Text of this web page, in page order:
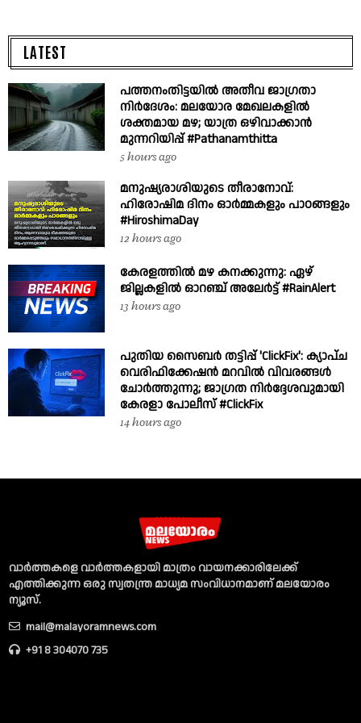
LATEST
പത്തനംതിട്ടയിൽ അതീവ ജാഗ്രതാ
നിർദേശം: മലയോര മേഖലകളിൽ
ശക്തമായ മഴ; യാത്ര ഒഴിവാക്കാൻ
മുന്നറിയിപ്പ് #Pathanamthitta
5 hours ago
മനുഷ്യരാശിയുടെ തീരാനോവ്:
ഹിരോഷിമ ദിനം ഓർമ്മകളും പാഠങ്ങളും
#HiroshimaDay
12 hours ago
കേരളത്തിൽ മഴ കനക്കുന്നു: ഏഴ്
ജില്ലകളിൽ ഓറഞ്ച് അലേർട്ട് #RainAlert
13 hours ago
പുതിയ സൈബർ തട്ടിപ്പ് 'ClickFix': ക്യാപ്ച
വെരിഫിക്കേഷൻ മറവിൽ വിവരങ്ങൾ
ചോർത്തുന്നു; ജാഗ്രത നിർദ്ദേശവുമായി
കേരളാ പോലീസ് #ClickFix
14 hours ago
വാര്‍ത്തകളെ വാര്‍ത്തകളായി മാത്രം വായനക്കാരിലേക്ക്
എത്തിക്കുന്ന ഒരു സ്വതന്ത്ര മാധ്യമ സംവിധാനമാണ് മലയോരം
ന്യൂസ്‌.
mail@malayoramnews.com
+91 8 304070 735